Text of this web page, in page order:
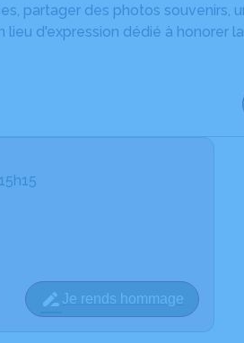
partager des photos souvenirs,
d'expression dédié à honorer
Je rends hommage